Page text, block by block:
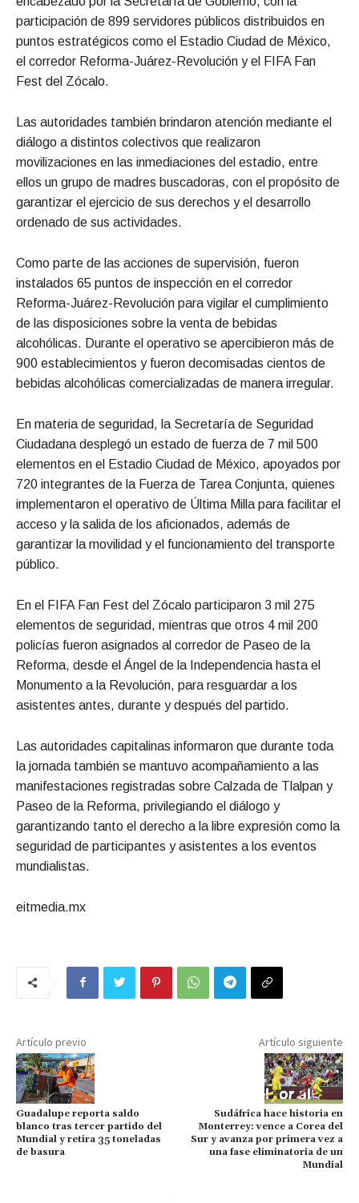
participación de 899 servidores públicos distribuidos en
puntos estratégicos como el Estadio Ciudad de México,
el corredor Reforma-Juárez-Revolución y el FIFA Fan
Fest del Zócalo.
Las autoridades también brindaron atención mediante el
diálogo a distintos colectivos que realizaron
movilizaciones en las inmediaciones del estadio, entre
ellos un grupo de madres buscadoras, con el propósito de
garantizar el ejercicio de sus derechos y el desarrollo
ordenado de sus actividades.
Como parte de las acciones de supervisión, fueron
instalados 65 puntos de inspección en el corredor
Reforma-Juárez-Revolución para vigilar el cumplimiento
de las disposiciones sobre la venta de bebidas
alcohólicas. Durante el operativo se apercibieron más de
900 establecimientos y fueron decomisadas cientos de
bebidas alcohólicas comercializadas de manera irregular.
En materia de seguridad, la Secretaría de Seguridad
Ciudadana desplegó un estado de fuerza de 7 mil 500
elementos en el Estadio Ciudad de México, apoyados por
720 integrantes de la Fuerza de Tarea Conjunta, quienes
implementaron el operativo de Última Milla para facilitar el
acceso y la salida de los aficionados, además de
garantizar la movilidad y el funcionamiento del transporte
público.
En el FIFA Fan Fest del Zócalo participaron 3 mil 275
elementos de seguridad, mientras que otros 4 mil 200
policías fueron asignados al corredor de Paseo de la
Reforma, desde el Ángel de la Independencia hasta el
Monumento a la Revolución, para resguardar a los
asistentes antes, durante y después del partido.
Las autoridades capitalinas informaron que durante toda
la jornada también se mantuvo acompañamiento a las
manifestaciones registradas sobre Calzada de Tlalpan y
Paseo de la Reforma, privilegiando el diálogo y
garantizando tanto el derecho a la libre expresión como la
seguridad de participantes y asistentes a los eventos
mundialistas.
eitmedia.mx
Artículo previo
Guadalupe reporta saldo
blanco tras tercer partido del
Mundial y retira 35 toneladas
de basura
Artículo siguiente
Sudáfrica hace historia en
Monterrey: vence a Corea del
Sur y avanza por primera vez a
una fase eliminatoria de un
Mundial